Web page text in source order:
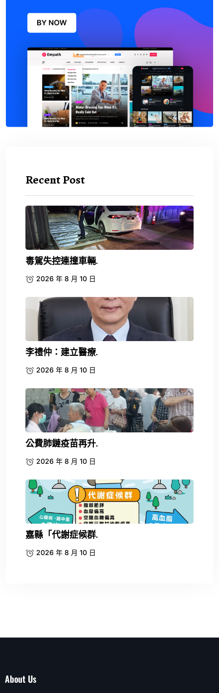
Recent Post
毒駕失控連撞車輛.
2026 年 8 月 10 日
李禮仲：建立醫療.
2026 年 8 月 10 日
公費肺鏈疫苗再升.
2026 年 8 月 10 日
嘉縣「代謝症候群.
2026 年 8 月 10 日
About Us